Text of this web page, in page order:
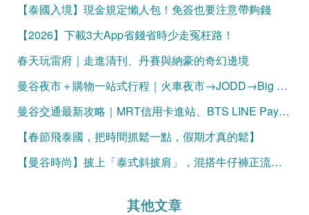
【泰國入境】現金規定懶人包！免簽也要注意帶夠錢
【2026】下載3大App省錢省時少走冤枉路！
春天玩雷府｜走進清刊、丹賽與納豪的奇幻邊境
曼谷夜市＋購物一站式行程｜火車夜市→JODD→Big C 完整攻略
曼谷交通最新攻略｜MRT信用卡進站、BTS LINE Pay購票一次看懂（2026更新）
【春節飛泰國，把時間抓鬆一點，假期才真的鬆】
【曼谷時尚】披上「泰式斜披肩」，混搭牛仔褲正流行！
其他文章